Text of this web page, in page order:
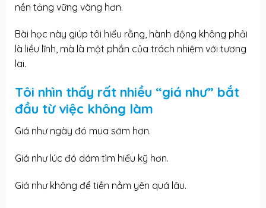
nền tảng vững vàng hơn.
Bài học này giúp tôi hiểu rằng, hành động không phải
là liều lĩnh, mà là một phần của trách nhiệm với tương
lai.
Tôi nhìn thấy rất nhiều “giá như” bắt
đầu từ việc không làm
Giá như ngày đó mua sớm hơn.
Giá như lúc đó dám tìm hiểu kỹ hơn.
Giá như không để tiền nằm yên quá lâu.